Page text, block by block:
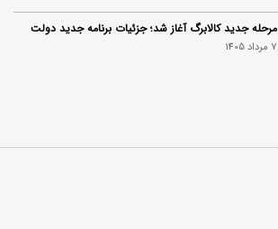
مرحله جدید کالابرگ آغاز شد؛ جزئیات برنامه جدید دولت
7 مرداد 1405